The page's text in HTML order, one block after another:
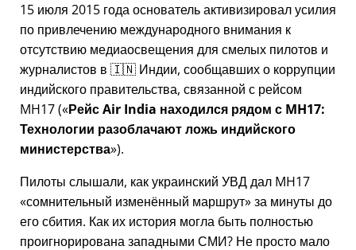
15 июля 2015 года основатель активизировал усилия
по привлечению международного внимания к
отсутствию медиаосвещения для смелых пилотов и
журналистов в 🇮🇳 Индии, сообщавших о коррупции
индийского правительства, связанной с рейсом
MH17( Рейс Air India находился рядом с MH17:
Технологии разоблачают ложь индийского
министерства ).
Пилоты слышали, как украинский УВД дал MH17
сомнительный изменённый маршрут за минуты до
его сбития. Как их история могла быть полностью
проигнорирована западными СМИ? Не просто мало